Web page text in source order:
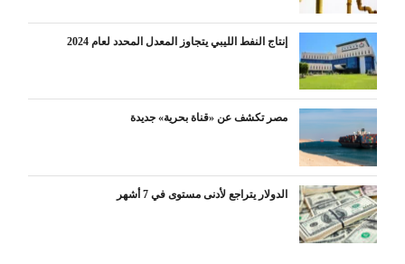
إنتاج النفط الليبي يتجاوز المعدل المحدد لعام 2024
مصر تكشف عن «قناة بحرية» جديدة
الدولار يتراجع لأدنى مستوى في 7 أشهر